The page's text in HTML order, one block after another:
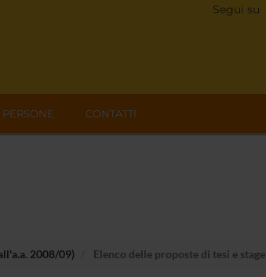
Segui su
PERSONE CONTATTI
2008/09) Elenco delle proposte di tesi e stage